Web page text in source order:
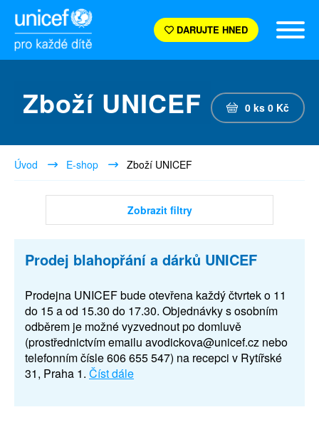
DARUJTE HNED
Zboží UNICEF 0 ks 0 Kč
Úvod E-shop Zboží UNICEF
Zobrazit filtry
Prodej blahopřání a dárků UNICEF
Prodejna UNICEF bude otevřena každý čtvrtek o 11
do 15 a od 15.30 do 17.30. Objednávky s osobním
odběrem je možné vyzvednout po domluvě
(prostřednictvím emailu avodickova@unicef.cz nebo
telefonním čísle 606 655 547) na recepci v Rytířské
31, Praha 1. Číst dále